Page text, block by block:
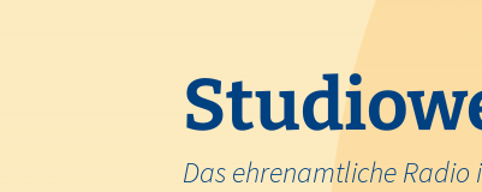
Das ehrenamtliche